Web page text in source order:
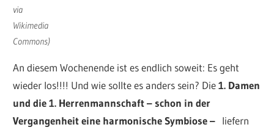
via
Wikimedia
Commons)
An diesem Wochenende ist es endlich soweit: Es geht
wieder los!!!! Und wie sollte es anders sein? Die1. Damen
und die 1. Herrenmannschaft – schon in der
Vergangenheit eine harmonische Symbiose – liefern